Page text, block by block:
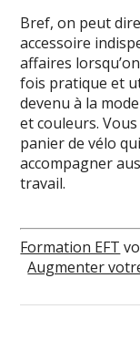
Bref, on peut
accessoire
affaires
fois pratique et
devenu à la
et couleurs.
panier de vélo
accompagner
travail.
Formation EFT
Augmenter